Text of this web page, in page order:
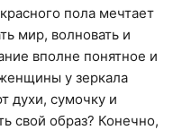
пола мечтает
мир, волновать и
вполне понятное и
у зеркала
духи, сумочку и
свой образ? Конечно,